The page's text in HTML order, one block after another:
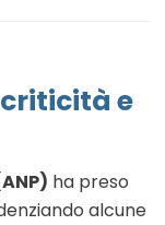
criticità e
ha preso
alcune